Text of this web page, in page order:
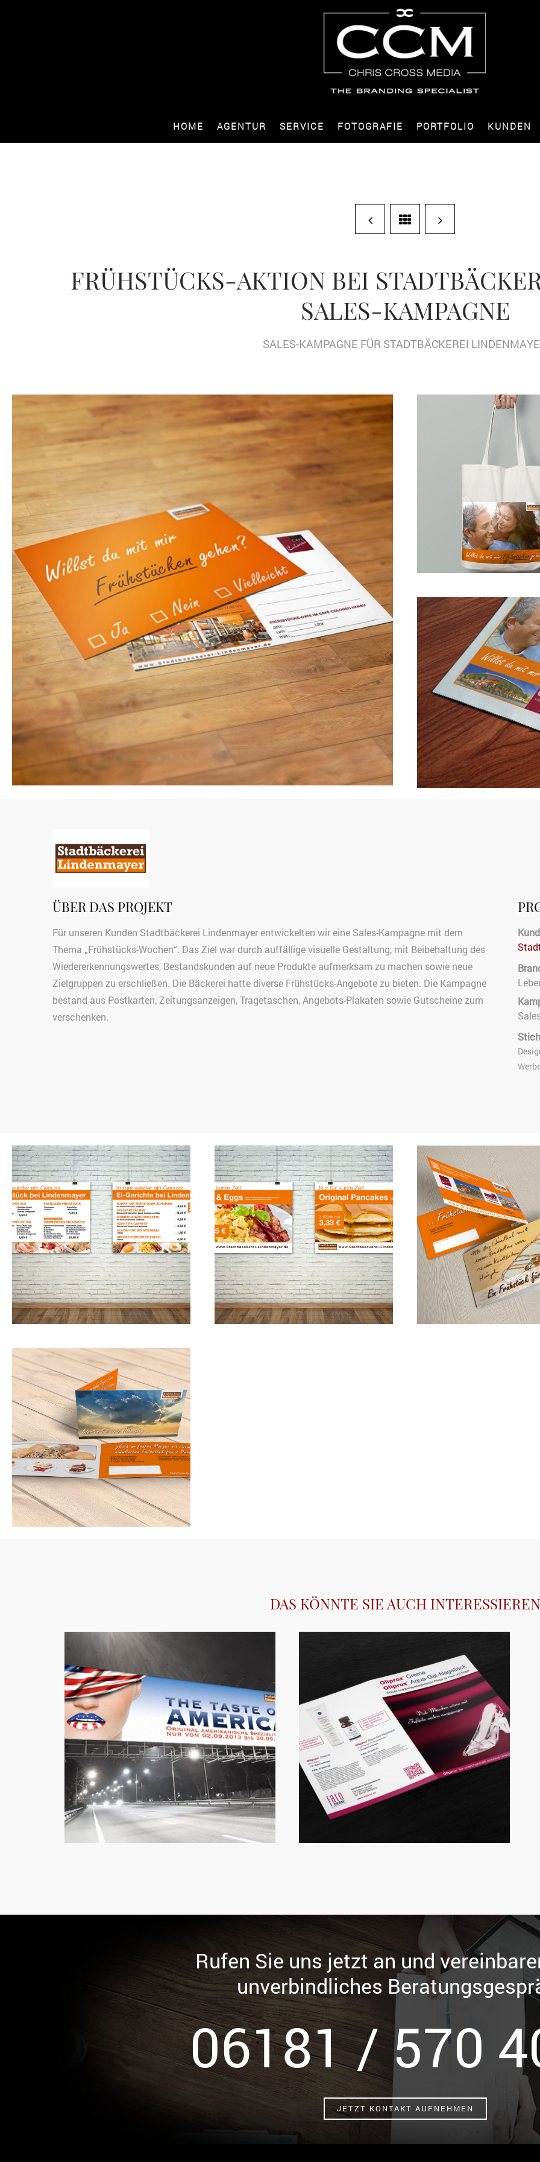
HOME AGENTUR SERVICE FOTOGRAFIE PORTFOLIO KUNDEN
FRÜHSTÜCKS-AKTION BEI
SALES-KAMPAGNE
SALES-KAMPAGNE FÜR STADTBÄCKEREI
ÜBER DAS PROJEKT
Für unseren Kunden Stadtbäckerei Lindenmayer entwickelten wir eine Sales-Kampagne mit dem
Thema „Frühstücks-Wochen“. Das Ziel war durch auffällige visuelle Gestaltung, mit Beibehaltung des
Wiedererkennungswertes, Bestandskunden auf neue Produkte aufmerksam zu machen sowie neue
Zielgruppen zu erschließen. Die Bäckerei hatte diverse Frühstücks-Angebote zu bieten. Die Kampagne
bestand aus Postkarten, Zeitungsanzeigen, Tragetaschen, Angebots-Plakaten sowie Gutscheine zum
verschenken.
DAS KÖNNTE SIE AUCH INTERESSIEREN
Rufen Sie uns jetzt an und
unverbindliches
06181 / 570
JETZT KONTAKT AUFNEHMEN